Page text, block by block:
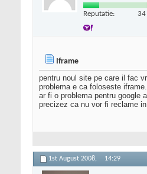
Reputatie: 34
Iframe
pentru noul site pe care il fac
problema e ca foloseste iframe.
ar fi o problema pentru google
precizez ca nu vor fi reclame
1st August 2008, 14:29